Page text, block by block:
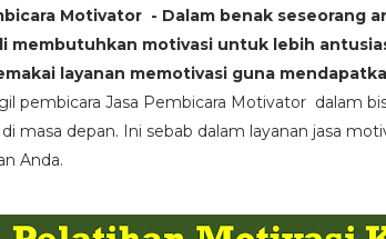
Motivator - Dalam benak seseorang
membutuhkan motivasi untuk lebih
layanan memotivasi guna
pembicara Jasa Pembicara Motivator dalam
masa depan. Ini sebab dalam layanan jasa
Anda.